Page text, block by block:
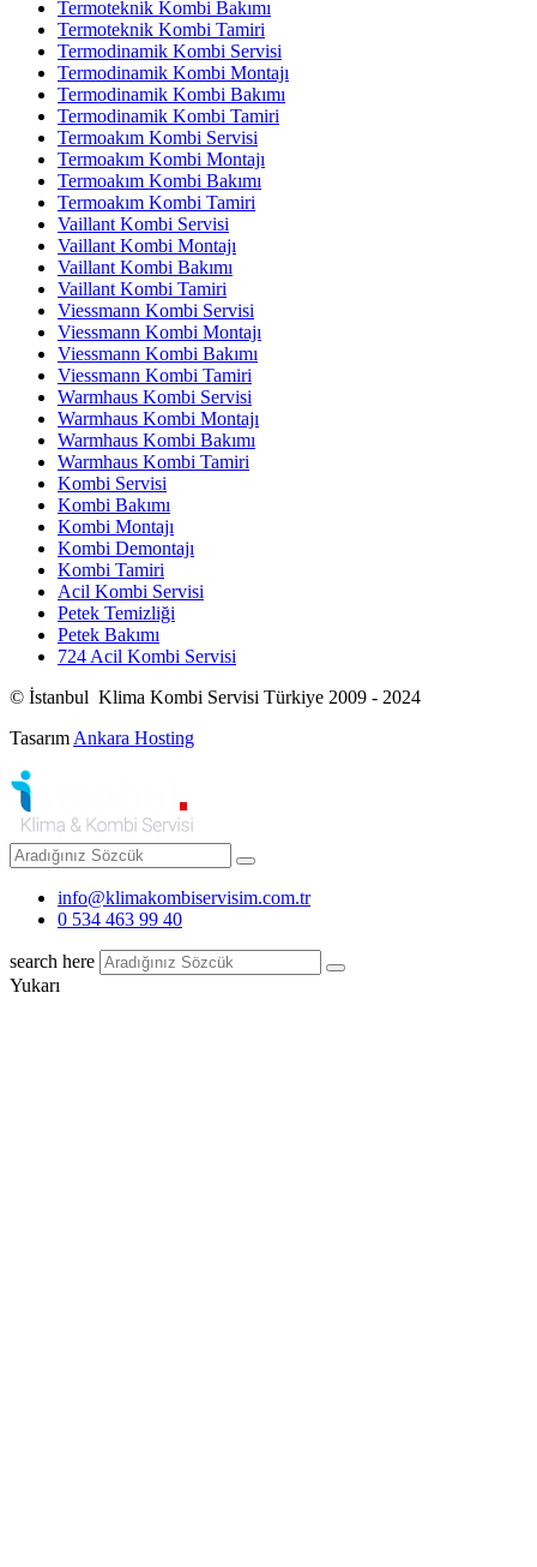
Termoteknik Kombi Bakımı
Termoteknik Kombi Tamiri
Termodinamik Kombi Servisi
Termodinamik Kombi Montajı
Termodinamik Kombi Bakımı
Termodinamik Kombi Tamiri
Termoakım Kombi Servisi
Termoakım Kombi Montajı
Termoakım Kombi Bakımı
Termoakım Kombi Tamiri
Vaillant Kombi Servisi
Vaillant Kombi Montajı
Vaillant Kombi Bakımı
Vaillant Kombi Tamiri
Viessmann Kombi Servisi
Viessmann Kombi Montajı
Viessmann Kombi Bakımı
Viessmann Kombi Tamiri
Warmhaus Kombi Servisi
Warmhaus Kombi Montajı
Warmhaus Kombi Bakımı
Warmhaus Kombi Tamiri
Kombi Servisi
Kombi Bakımı
Kombi Montajı
Kombi Demontajı
Kombi Tamiri
Acil Kombi Servisi
Petek Temizliği
Petek Bakımı
724 Acil Kombi Servisi
© İstanbul Klima Kombi Servisi Türkiye 2009 - 2024
Tasarım Ankara Hosting
info@klimakombiservisim.com.tr
0 534 463 99 40
search here
Yukarı